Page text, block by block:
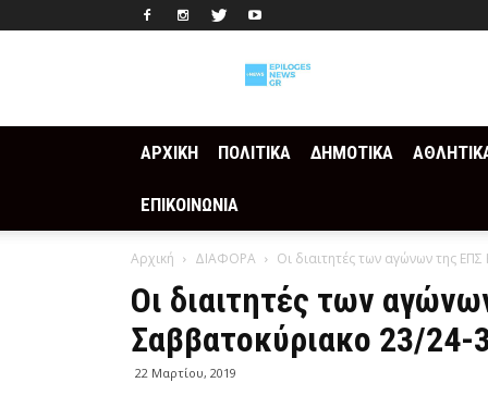
ΑΡΧΙΚΗ ΠΟΛΙΤΙΚΑ ΔΗΜΟΤΙΚΑ
ΕΠΙΚΟΙΝΩΝΙΑ
Αρχική ΔΙΑΦΟΡΑ Οι διαιτητές των αγώνων της
Οι διαιτητές των
Σαββατοκύριακο 23/24-
22 Μαρτίου, 2019